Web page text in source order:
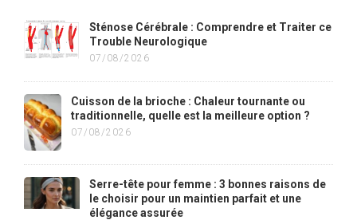
Sténose Cérébrale : Comprendre et Traiter ce
Trouble Neurologique
07/08/2026
Cuisson de la brioche : Chaleur tournante ou
traditionnelle, quelle est la meilleure option ?
07/08/2026
Serre-tête pour femme : 3 bonnes raisons de
le choisir pour un maintien parfait et une
élégance assurée